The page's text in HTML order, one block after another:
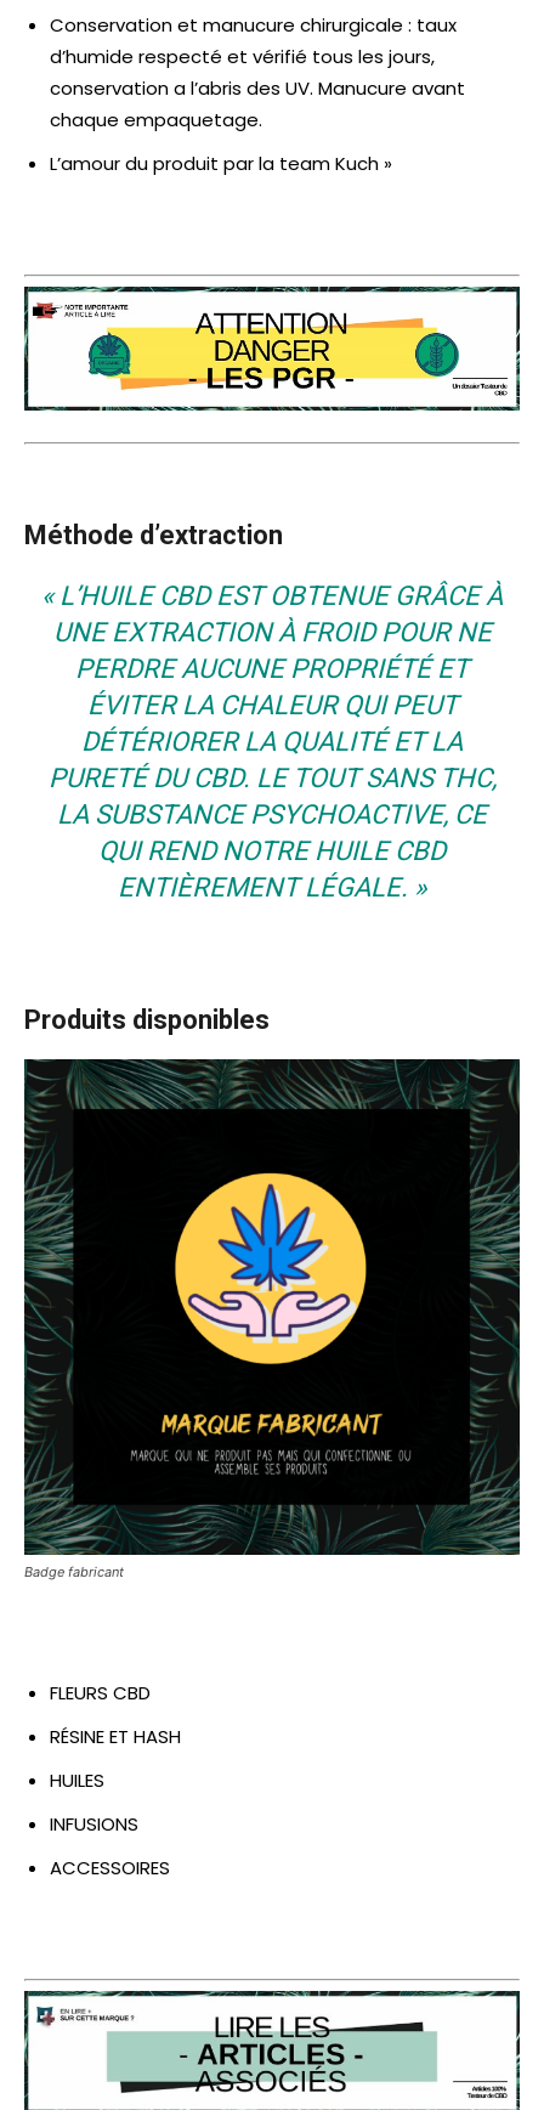
Conservation et manucure chirurgicale : taux
d’humide respecté et vérifié tous les jours,
conservation a l’abris des UV. Manucure avant
chaque empaquetage.
L’amour du produit par la team Kuch »
Méthode d’extraction
« L’HUILE CBD EST OBTENUE GRÂCE À
UNE EXTRACTION À FROID POUR NE
PERDRE AUCUNE PROPRIÉTÉ ET
ÉVITER LA CHALEUR QUI PEUT
DÉTÉRIORER LA QUALITÉ ET LA
PURETÉ DU CBD. LE TOUT SANS THC,
LA SUBSTANCE PSYCHOACTIVE, CE
QUI REND NOTRE HUILE CBD
ENTIÈREMENT LÉGALE. »
Produits disponibles
Badge fabricant
FLEURS CBD
RÉSINE ET HASH
HUILES
INFUSIONS
ACCESSOIRES